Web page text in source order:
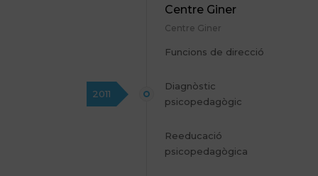
2011
Centre Giner
Centre Giner
Funcions de direcció
Diagnòstic
psicopedagògic
Reeducació
psicopedagògica